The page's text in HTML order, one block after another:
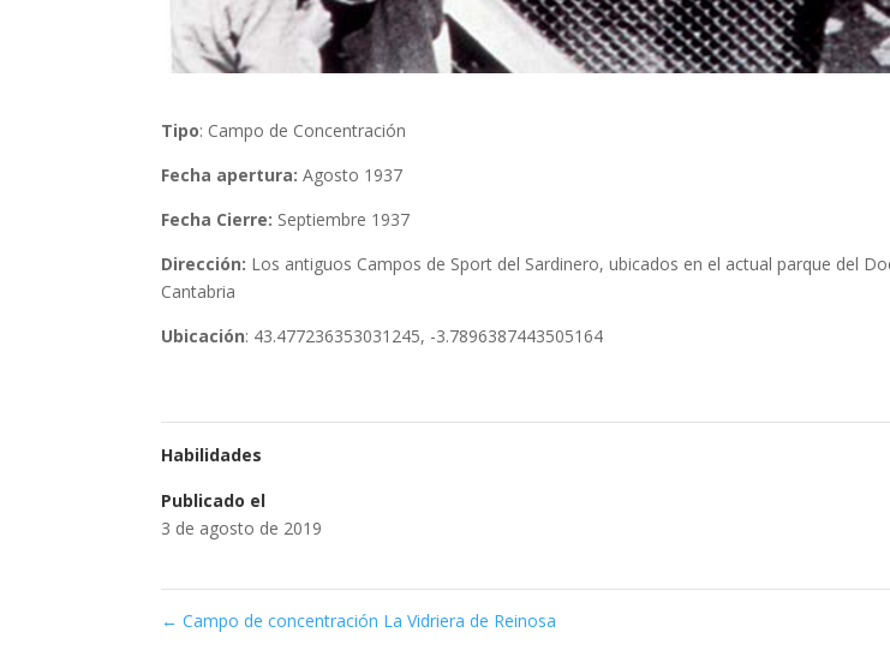
Tipo: Campo de Concentración
Fecha apertura:Agosto 1937
Fecha Cierre: Septiembre 1937
Dirección: Los antiguos Campos de Sport del Sardinero, ubicados en el actual parque del
Cantabria
Ubicación: 43.477236353031245, -3.7896387443505164
Habilidades
Publicado el
3 de agosto de 2019
← Campo de concentración La Vidriera de Reinosa